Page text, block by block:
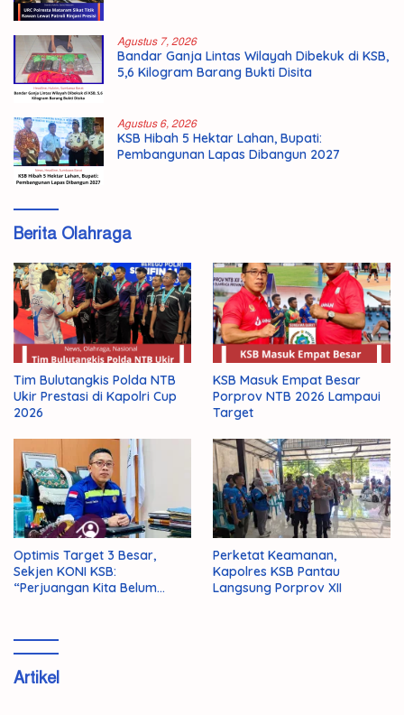
Agustus 7, 2026
Bandar Ganja Lintas Wilayah Dibekuk di KSB,
5,6 Kilogram Barang Bukti Disita
Agustus 6, 2026
KSB Hibah 5 Hektar Lahan, Bupati:
Pembangunan Lapas Dibangun 2027
Berita Olahraga
Tim Bulutangkis Polda NTB
Ukir Prestasi di Kapolri Cup
2026
KSB Masuk Empat Besar
Porprov NTB 2026 Lampaui
Target
Optimis Target 3 Besar,
Sekjen KONI KSB:
“Perjuangan Kita Belum
Perketat Keamanan,
Kapolres KSB Pantau
Langsung Porprov XII
Artikel